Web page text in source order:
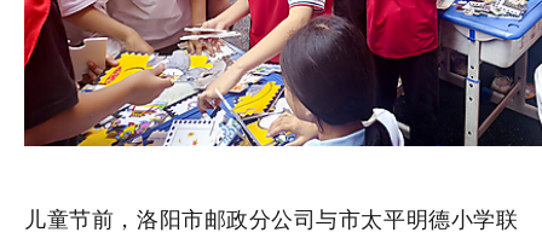
儿童节前，洛阳市邮政分公司与市太平明德小学联